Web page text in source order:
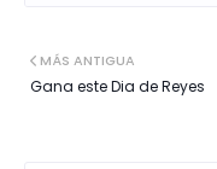
MÁS ANTIGUA
Gana este Dia de Reyes